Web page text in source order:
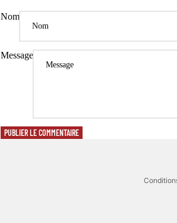
Nom
Message
PUBLIER LE COMMENTAIRE